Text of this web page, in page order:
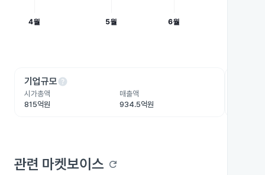
기업규모help
시가총액
815억원
매출액
934.5억원
관련 마켓보이스 refresh